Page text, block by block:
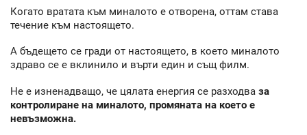
Когато вратата към миналото е отворена, оттам става
течение към настоящето.
А бъдещето се гради от настоящето, в което миналото
здраво се е вклинило и върти един и същ филм.
Не е изненадващо, че цялата енергия се разходва за
контролиране на миналото, промяната на което е
невъзможна.